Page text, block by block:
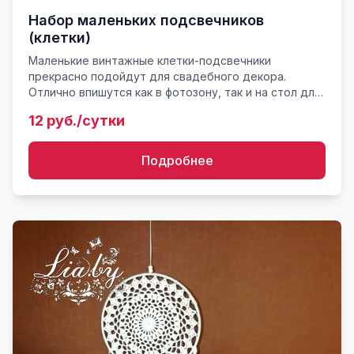
Набор маленьких подсвечников
(клетки)
Маленькие винтажные клетки-подсвечники
прекрасно подойдут для свадебного декора.
Отлично впишутся как в фотозону, так и на стол для
и с другими декораци...
12 руб./сутки
Подробнее